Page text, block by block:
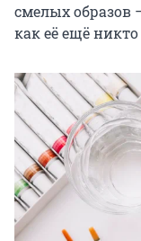
смелых образов
как её ещё